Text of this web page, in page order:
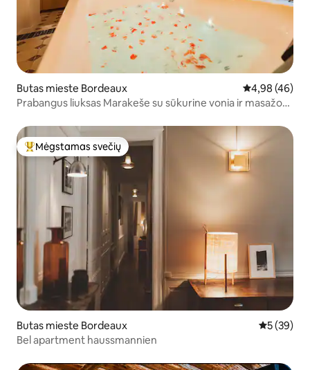
Butas mieste Bordeaux Vidutinis
4,98 (46)
Prabangus liuksas Marakeše su sūkurine vonia ir masažo
Svečių mėgstamiausias
Mėgstamas svečių
Butas mieste Bordeaux Vidutinis
5 (39)
Bel apartment haussmannien